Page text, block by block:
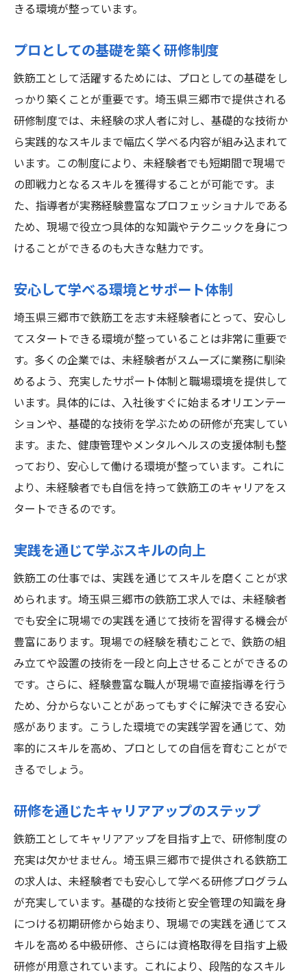
きる環境が整っています。
プロとしての基礎を築く研修制度
鉄筋工として活躍するためには、プロとしての基礎をし
っかり築くことが重要です。埼玉県三郷市で提供される
研修制度では、未経験の求人者に対し、基礎的な技術か
ら実践的なスキルまで幅広く学べる内容が組み込まれて
います。この制度により、未経験者でも短期間で現場で
の即戦力となるスキルを獲得することが可能です。ま
た、指導者が実務経験豊富なプロフェッショナルである
ため、現場で役立つ具体的な知識やテクニックを身につ
けることができるのも大きな魅力です。
安心して学べる環境とサポート体制
埼玉県三郷市で鉄筋工を志す未経験者にとって、安心し
てスタートできる環境が整っていることは非常に重要で
す。多くの企業では、未経験者がスムーズに業務に馴染
めるよう、充実したサポート体制と職場環境を提供して
います。具体的には、入社後すぐに始まるオリエンテー
ションや、基礎的な技術を学ぶための研修が充実してい
ます。また、健康管理やメンタルヘルスの支援体制も整
っており、安心して働ける環境が整っています。これに
より、未経験者でも自信を持って鉄筋工のキャリアをス
タートできるのです。
実践を通じて学ぶスキルの向上
鉄筋工の仕事では、実践を通じてスキルを磨くことが求
められます。埼玉県三郷市の鉄筋工求人では、未経験者
でも安全に現場での実践を通じて技術を習得する機会が
豊富にあります。現場での経験を積むことで、鉄筋の組
み立てや設置の技術を一段と向上させることができるの
です。さらに、経験豊富な職人が現場で直接指導を行う
ため、分からないことがあってもすぐに解決できる安心
感があります。こうした環境での実践学習を通じて、効
率的にスキルを高め、プロとしての自信を育むことがで
きるでしょう。
研修を通じたキャリアアップのステップ
鉄筋工としてキャリアアップを目指す上で、研修制度の
充実は欠かせません。埼玉県三郷市で提供される鉄筋工
の求人は、未経験者でも安心して学べる研修プログラム
が充実しています。基礎的な技術と安全管理の知識を身
につける初期研修から始まり、現場での実践を通じてス
キルを高める中級研修、さらには資格取得を目指す上級
研修が用意されています。これにより、段階的なスキル